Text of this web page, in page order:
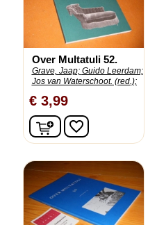
Over Multatuli 52.
Grave, Jaap; Guido Leerdam;
Jos van Waterschoot. (red.);
€ 3,99
In winkelwagen
favorite_border